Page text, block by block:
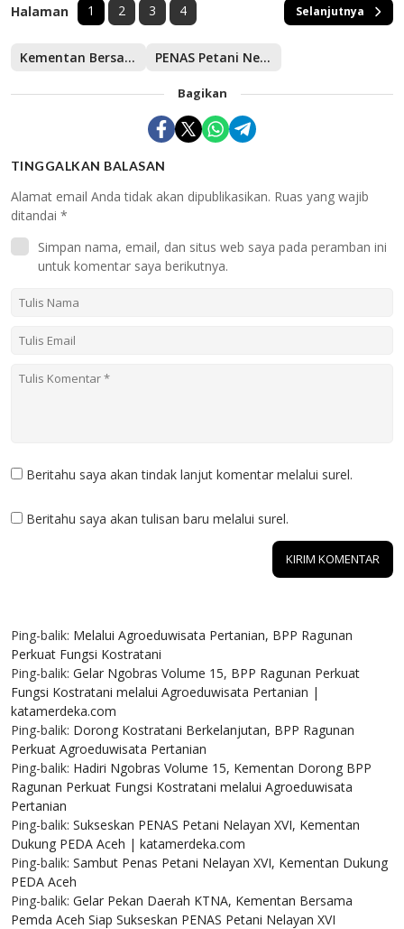
Halaman 1 2 3 4 Selanjutnya
Kementan Bersama KTNA Nasional Kembali Gelar Rakor PENAS Petani Nelayan XVI Semakin Dekat
Bagikan
TINGGALKAN BALASAN
Alamat email Anda tidak akan dipublikasikan. Ruas yang wajib
ditandai *
Simpan nama, email, dan situs web saya pada peramban ini
untuk komentar saya berikutnya.
Beritahu saya akan tindak lanjut komentar melalui surel.
Beritahu saya akan tulisan baru melalui surel.
Ping-balik: Melalui Agroeduwisata Pertanian, BPP Ragunan
Perkuat Fungsi Kostratani
Ping-balik: Gelar Ngobras Volume 15, BPP Ragunan Perkuat
Fungsi Kostratani melalui Agroeduwisata Pertanian |
katamerdeka.com
Ping-balik: Dorong Kostratani Berkelanjutan, BPP Ragunan
Perkuat Agroeduwisata Pertanian
Ping-balik: Hadiri Ngobras Volume 15, Kementan Dorong BPP
Ragunan Perkuat Fungsi Kostratani melalui Agroeduwisata
Pertanian
Ping-balik: Sukseskan PENAS Petani Nelayan XVI, Kementan
Dukung PEDA Aceh | katamerdeka.com
Ping-balik: Sambut Penas Petani Nelayan XVI, Kementan Dukung
PEDA Aceh
Ping-balik: Gelar Pekan Daerah KTNA, Kementan Bersama
Pemda Aceh Siap Sukseskan PENAS Petani Nelayan XVI